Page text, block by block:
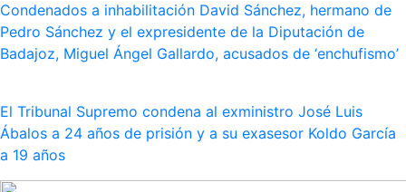
Condenados a inhabilitación David Sánchez, hermano de
Pedro Sánchez y el expresidente de la Diputación de
Badajoz, Miguel Ángel Gallardo, acusados de ‘enchufismo’
El Tribunal Supremo condena al exministro José Luis
Ábalos a 24 años de prisión y a su exasesor Koldo García
a 19 años